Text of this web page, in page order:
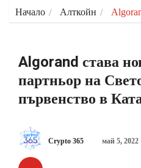
Начало Алткойн
Algorand става
партньор на
първенство в
Crypto 365 май 5, 2022